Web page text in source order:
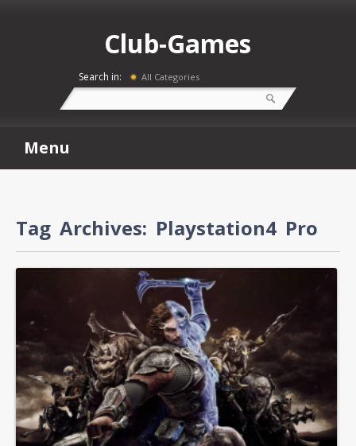
Club-Games
Search in: All Categories
Menu
Tag Archives: Playstation4 Pro